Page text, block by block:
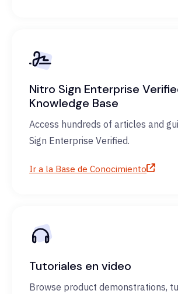
Nitro Sign Enterprise
Knowledge Base
Access hundreds of articles and
Sign Enterprise Verified.
Ir a la Base de Conocimiento
Tutoriales en video
Browse product demonstrations,